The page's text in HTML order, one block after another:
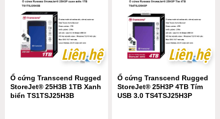
Liên hệ
Liên hệ
Ổ cứng Transcend Rugged
StoreJet® 25H3B 1TB Xanh
biển TS1TSJ25H3B
Liên hệ
Liên hệ
Ổ cứng Transcend Rugged
StoreJet® 25H3P 4TB Tím
USB 3.0 TS4TSJ25H3P